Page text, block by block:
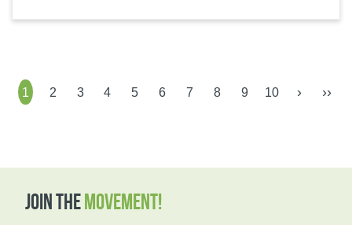
1 2 3 4 5 6 7 8 9 10 › ››
JOIN THEMOVEMENT!